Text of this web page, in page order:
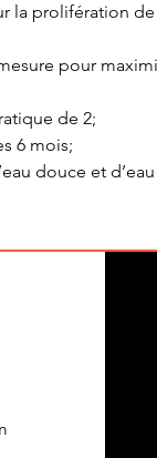
la prolifération
pour
de 2;
6 mois;
douce et